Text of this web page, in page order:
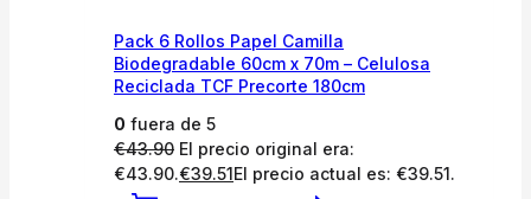
Pack 6 Rollos Papel Camilla
Biodegradable 60cm x 70m – Celulosa
Reciclada TCF Precorte 180cm
0 fuera de 5
€43.90 El precio original era:
€43.90.€39.51El precio actual es: €39.51.